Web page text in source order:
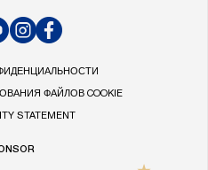
InstagramFacebook
ФАЙЛОВ COOKIE
STATEMENT